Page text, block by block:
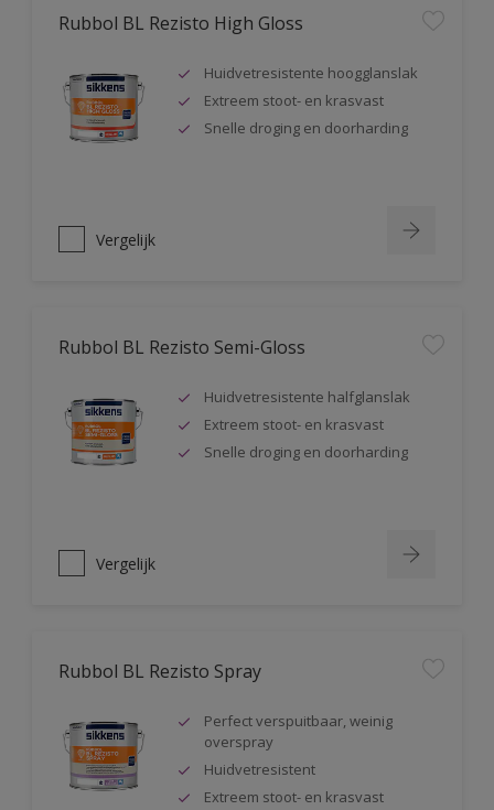
Rubbol BL Rezisto High Gloss
Huidvetresistente hoogglanslak
Extreem stoot- en krasvast
Snelle droging en doorharding
Vergelijk
Rubbol BL Rezisto Semi-Gloss
Huidvetresistente halfglanslak
Extreem stoot- en krasvast
Snelle droging en doorharding
Vergelijk
Rubbol BL Rezisto Spray
Perfect verspuitbaar, weinig
overspray
Huidvetresistent
Extreem stoot- en krasvast